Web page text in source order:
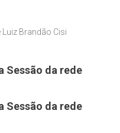
Luiz Brandão Cisi
Sessão da rede
Sessão da rede